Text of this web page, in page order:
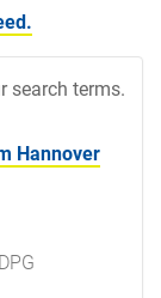
search terms.
first)
Hannover